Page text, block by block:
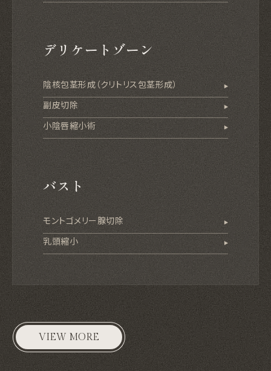
デリケートゾーン
陰核包茎形成（クリトリス包茎形成）
副皮切除
小陰唇縮小術
バスト
モントゴメリー腺切除
乳頭縮小
VIEW MORE